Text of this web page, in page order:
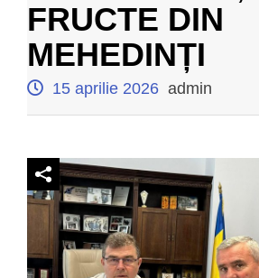
FRUCTE DIN
MEHEDINȚI
15 aprilie 2026 admin